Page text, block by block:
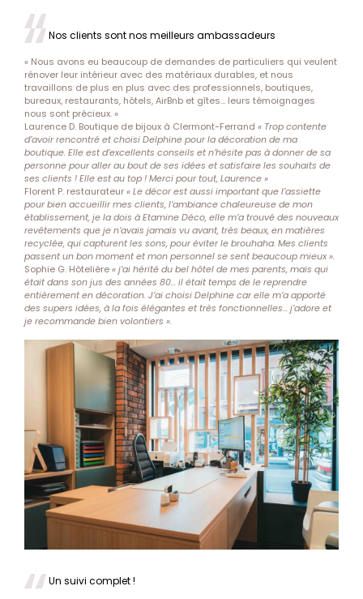
Nos clients sont nos meilleurs ambassadeurs
« Nous avons eu beaucoup de demandes de particuliers qui veulent
rénover leur intérieur avec des matériaux durables, et nous
travaillons de plus en plus avec des professionnels, boutiques,
bureaux, restaurants, hôtels, AirBnb et gîtes… leurs témoignages
nous sont précieux. »
Laurence D. Boutique de bijoux à Clermont-Ferrand « Trop contente
d’avoir rencontré et choisi Delphine pour la décoration de ma
boutique. Elle est d’excellents conseils et n’hésite pas à donner de sa
personne pour aller au bout de ses idées et satisfaire les souhaits de
ses clients ! Elle est au top ! Merci pour tout, Laurence »
Florent P. restaurateur« Le décor est aussi important que l’assiette
pour bien accueillir mes clients, l’ambiance chaleureuse de mon
établissement, je la dois à Etamine Déco, elle m’a trouvé des nouveaux
revêtements que je n’avais jamais vu avant, très beaux, en matières
recyclée, qui capturent les sons, pour éviter le brouhaha. Mes clients
passent un bon moment et mon personnel se sent beaucoup mieux ».
Sophie G. Hôtelière« j’ai hérité du bel hôtel de mes parents, mais qui
était dans son jus des années 80… il était temps de le reprendre
entièrement en décoration. J’ai choisi Delphine car elle m’a apporté
des supers idées, à la fois élégantes et très fonctionnelles… j’adore et
je recommande bien volontiers ».
Un suivi complet !